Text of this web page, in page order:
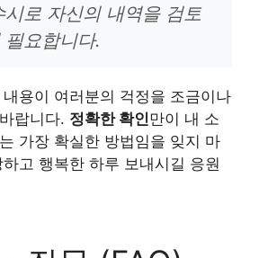
시로 자신의 내역을 검토
요합니다.
용이 여러분의 걱정을 조금이나
랍니다. 정확한 확인만이 내 소
가장 확실한 방법임을 잊지 마
고 행복한 하루 보내시길 응원